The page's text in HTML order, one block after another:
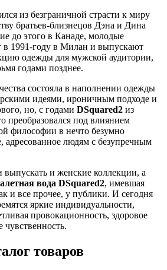
из безграничной страсти к миру
братьев-близнецов Дэна и Дина
до этого в Канаде, молодые
в 1991-году в Милан и выпускают
одежды для мужской аудитории,
годами позднее.
состояла в наполнении одежды
идеями, ироничным подходе и
но, с годами DSquared2 из
преобразовался под влиянием
философии в нечто безумно
адресованное людям с безупречным
выпускать и женские коллекции, а
вода DSquared2, имевшая
и все прочее, у публики. И сегодня
яркие индивидуальности,
провокационность, здоровое
чувственность.
товаров